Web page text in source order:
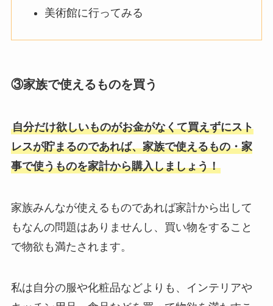
美術館に行ってみる
③家族で使えるものを買う
自分だけ欲しいものがお金がなくて買えずにスト
レスが貯まるのであれば、家族で使えるもの・家
事で使うものを家計から購入しましょう！
家族みんなが使えるものであれば家計から出して
もなんの問題はありませんし、買い物をすること
で物欲も満たされます。
私は自分の服や化粧品などよりも、インテリアや